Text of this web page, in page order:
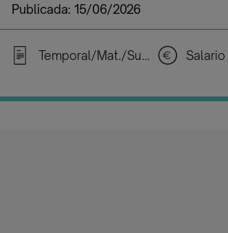
Publicada: 15/06/2026
Temporal/Mat./Sustitución/...